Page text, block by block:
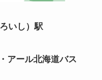
いし）駅
アール北海道バス